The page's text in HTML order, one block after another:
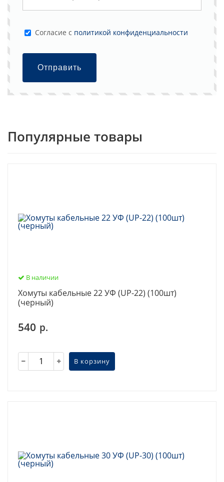
Cогласие с политикой конфиденциальности
Отправить
Популярные товары
В наличии
Хомуты кабельные 22 УФ (UP-22) (100шт)
(черный)
540 р.
В корзину